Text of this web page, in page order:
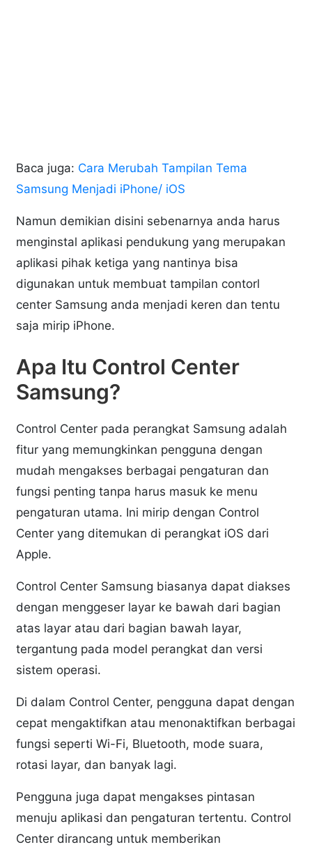
Baca juga: Cara Merubah Tampilan Tema
Samsung Menjadi iPhone/ iOS
Namun demikian disini sebenarnya anda harus
menginstal aplikasi pendukung yang merupakan
aplikasi pihak ketiga yang nantinya bisa
digunakan untuk membuat tampilan contorl
center Samsung anda menjadi keren dan tentu
saja mirip iPhone.
Apa Itu Control Center
Samsung?
Control Center pada perangkat Samsung adalah
fitur yang memungkinkan pengguna dengan
mudah mengakses berbagai pengaturan dan
fungsi penting tanpa harus masuk ke menu
pengaturan utama. Ini mirip dengan Control
Center yang ditemukan di perangkat iOS dari
Apple.
Control Center Samsung biasanya dapat diakses
dengan menggeser layar ke bawah dari bagian
atas layar atau dari bagian bawah layar,
tergantung pada model perangkat dan versi
sistem operasi.
Di dalam Control Center, pengguna dapat dengan
cepat mengaktifkan atau menonaktifkan berbagai
fungsi seperti Wi-Fi, Bluetooth, mode suara,
rotasi layar, dan banyak lagi.
Pengguna juga dapat mengakses pintasan
menuju aplikasi dan pengaturan tertentu. Control
Center dirancang untuk memberikan